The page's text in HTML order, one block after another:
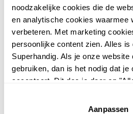
noodzakelijke cookies die de
en analytische cookies waarmee
verbeteren. Met marketing
persoonlijke content zien. Alles is
Superhandig. Als je onze website
gebruiken, dan is het nodig dat je
accepteert. Dit doe je door op
website niet optimaal functioneert.
Aanpassen